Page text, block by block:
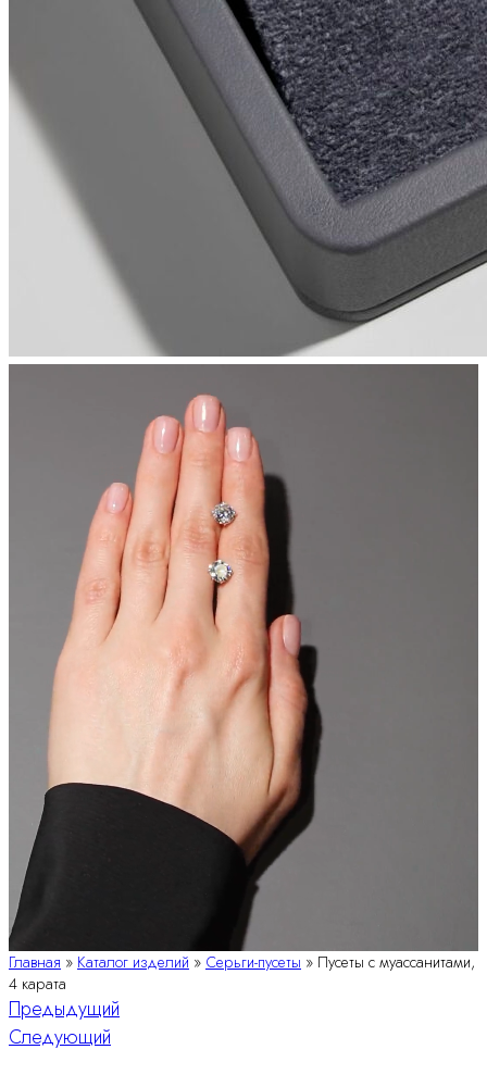
Главная » Каталог изделий » Серьги-пусеты » Пусеты с муассанитами,
4 карата
Навигация
Предыдущий
Следующий